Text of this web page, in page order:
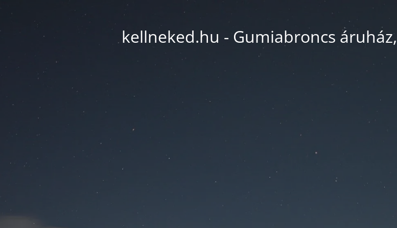
kellneked.hu - Gumiabroncs